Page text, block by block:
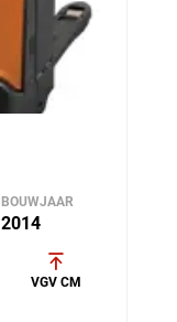
BOUWJAAR
2014
VGV CM